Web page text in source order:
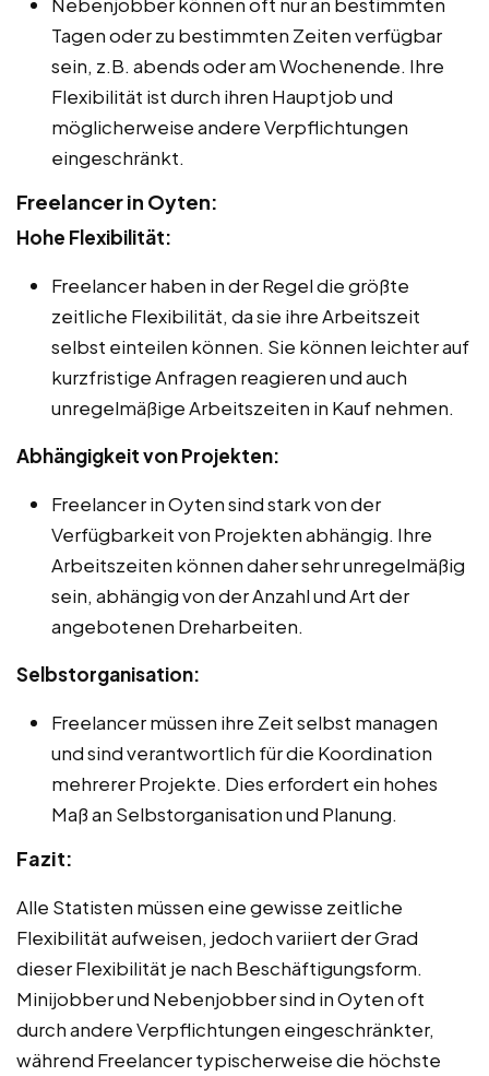
Tagen oder zu bestimmten Zeiten verfügbar
sein, z.B. abends oder am Wochenende. Ihre
Flexibilität ist durch ihren Hauptjob und
möglicherweise andere Verpflichtungen
eingeschränkt.
Freelancer in Oyten:
Hohe Flexibilität:
Freelancer haben in der Regel die größte
zeitliche Flexibilität, da sie ihre Arbeitszeit
selbst einteilen können. Sie können leichter auf
kurzfristige Anfragen reagieren und auch
unregelmäßige Arbeitszeiten in Kauf nehmen.
Abhängigkeit von Projekten:
Freelancer in Oyten sind stark von der
Verfügbarkeit von Projekten abhängig. Ihre
Arbeitszeiten können daher sehr unregelmäßig
sein, abhängig von der Anzahl und Art der
angebotenen Dreharbeiten.
Selbstorganisation:
Freelancer müssen ihre Zeit selbst managen
und sind verantwortlich für die Koordination
mehrerer Projekte. Dies erfordert ein hohes
Maß an Selbstorganisation und Planung.
Fazit:
Alle Statisten müssen eine gewisse zeitliche
Flexibilität aufweisen, jedoch variiert der Grad
dieser Flexibilität je nach Beschäftigungsform.
Minijobber und Nebenjobber sind in Oyten oft
durch andere Verpflichtungen eingeschränkter,
während Freelancer typischerweise die höchste